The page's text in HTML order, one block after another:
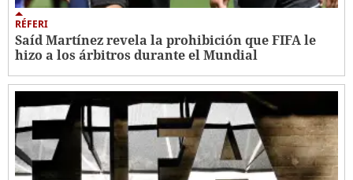
RÉFERI
Saíd Martínez revela la prohibición que FIFA le
hizo a los árbitros durante el Mundial